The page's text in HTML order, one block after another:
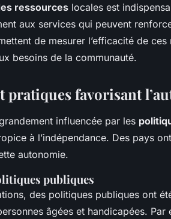
ressources locales est
aux services qui peuvent
de mesurer l’efficacité de ces
besoins de la communauté.
pratiques favorisant
influencée par les
à l’indépendance. Des pays
autonomie.
publiques
des politiques publiques ont
âgées et handicapées.